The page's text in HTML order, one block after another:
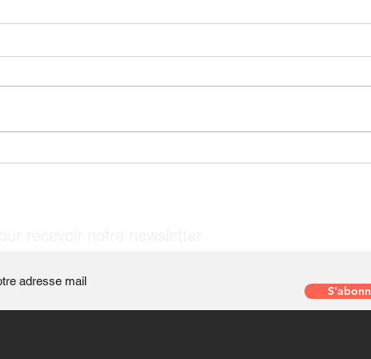
Le Seaside, un samedi soir au